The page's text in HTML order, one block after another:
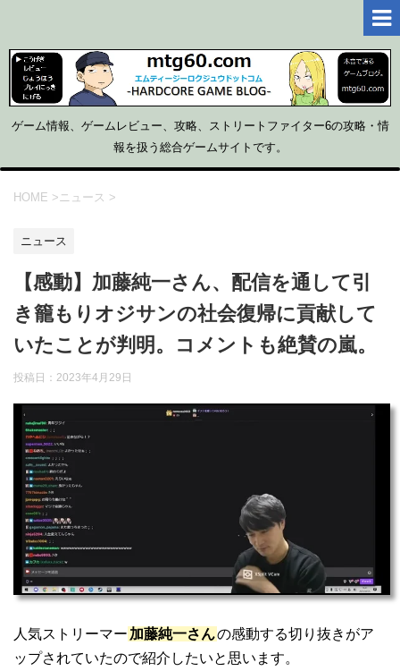
ゲーム情報、ゲームレビュー、攻略、ストリートファイター6の攻略・情
報を扱う総合ゲームサイトです。
HOME > ニュース >
ニュース
【感動】加藤純一さん、配信を通して引
き籠もりオジサンの社会復帰に貢献して
いたことが判明。コメントも絶賛の嵐。
投稿日： 2023年4月29日
人気ストリーマー 加藤純一さんの感動する切り抜きがア
ップされていたので紹介したいと思います。